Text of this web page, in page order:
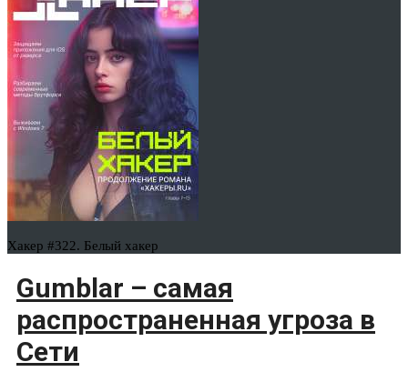
Хакер #322. Белый хакер
Gumblar – самая
распространенная угроза в
Сети